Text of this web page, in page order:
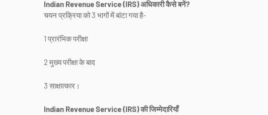
Indian Revenue Service (IRS) अधिकारी कैसे बनें?
चयन प्रक्रिया को 3 भागों में बांटा गया है-
1 प्रारंभिक परीक्षा
2 मुख्य परीक्षा के बाद
3 साक्षात्कार।
Indian Revenue Service (IRS) की जिम्मेदारियाँ